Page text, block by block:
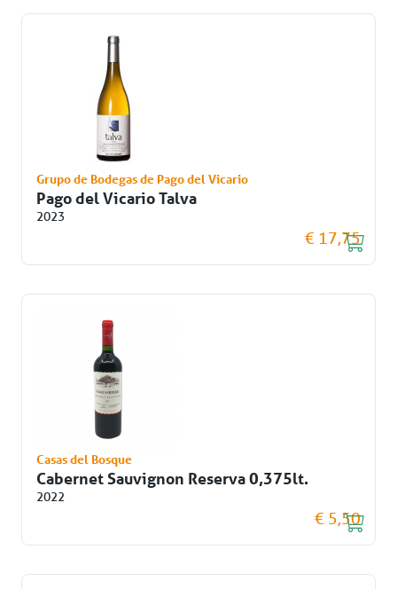
Grupo de Bodegas de Pago del Vicario
Pago del Vicario Talva
2023
€ 17,75
Casas del Bosque
Cabernet Sauvignon Reserva 0,375lt.
2022
€ 5,50